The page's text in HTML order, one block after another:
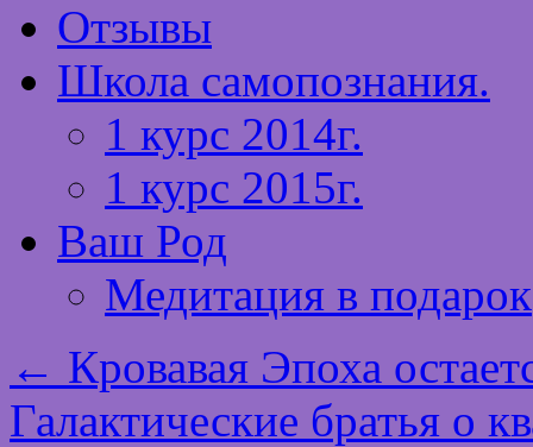
Отзывы
Школа самопознания.
1 курс 2014г.
1 курс 2015г.
Ваш Род
Медитация в подарок
← Кровавая Эпоха
Галактические братья о